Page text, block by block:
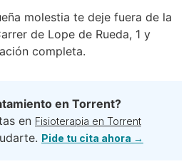
molestia te deje fuera de la
de Lope de Rueda, 1 y
completa.
en Torrent?
en Fisioterapia en Torrent
Pide tu cita ahora →